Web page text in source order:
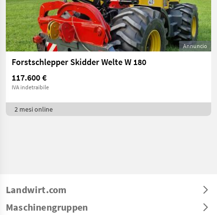
Annuncio
Forstschlepper Skidder Welte W 180
117.600 €
IVA indetraibile
2 mesi online
Landwirt.com
Maschinengruppen